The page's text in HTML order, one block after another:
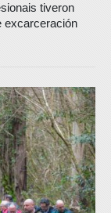
tiveron
excarceración